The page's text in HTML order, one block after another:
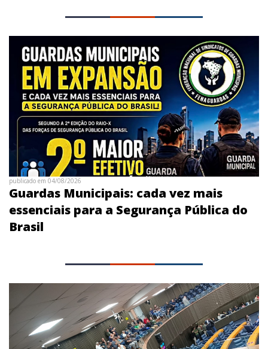
publicado em 04/08/2026
Guardas Municipais: cada vez mais
essenciais para a Segurança Pública do
Brasil